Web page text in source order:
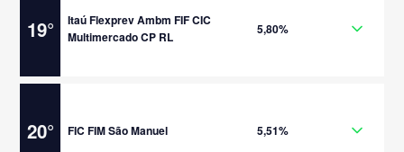
19°
Itaú Flexprev Ambm FIF CIC
Multimercado CP RL
5,80%
20° FIC FIM São Manuel 5,51%